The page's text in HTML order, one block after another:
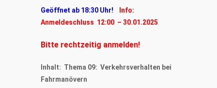
Geöffnet ab 18:30 Uhr!
Info:
Anmeldeschluss 12:00 – 30.01.2025
Bitte rechtzeitig anmelden!
Inhalt: Thema 09: Verkehrsverhalten bei
Fahrmanövern